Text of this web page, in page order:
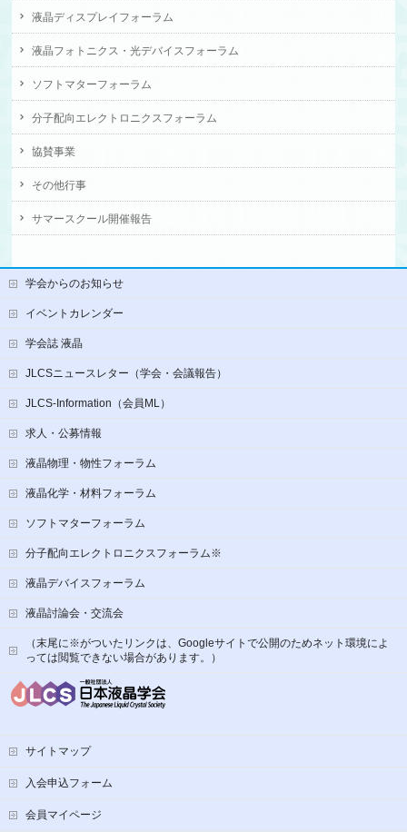
液晶ディスプレイフォーラム
液晶フォトニクス・光デバイスフォーラム
ソフトマターフォーラム
分子配向エレクトロニクスフォーラム
協賛事業
その他行事
サマースクール開催報告
学会からのお知らせ
イベントカレンダー
学会誌 液晶
JLCSニュースレター（学会・会議報告）
JLCS-Information（会員ML）
求人・公募情報
液晶物理・物性フォーラム
液晶化学・材料フォーラム
ソフトマターフォーラム
分子配向エレクトロニクスフォーラム※
液晶デバイスフォーラム
液晶討論会・交流会
（末尾に※がついたリンクは、Googleサイトで公開のためネット環境によ
っては閲覧できない場合があります。）
サイトマップ
入会申込フォーム
会員マイページ